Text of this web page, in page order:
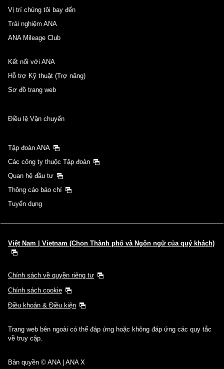
Vị trí chúng tôi bay đến
Trải nghiệm ANA
ANA Mileage Club
Kết nối với ANA
Hỗ trợ Kỹ thuật (Trợ năng)
Sơ đồ trang web
Điều lệ Vận chuyển
Tập đoàn ANA
Các công ty thuộc Tập đoàn
Quan hệ đầu tư
Thông cáo báo chí
Tuyển dụng
Việt Nam | Vietnam (Chọn Thành phố và Ngôn ngữ của quý khách)
Chính sách về quyền riêng tư
Chính sách cookie
Điều khoản & Điều kiện
Trang web bên ngoài có thể đáp ứng hoặc không đáp ứng các quy tắc
về truy cập.
Bản quyền © ANA | ANA X